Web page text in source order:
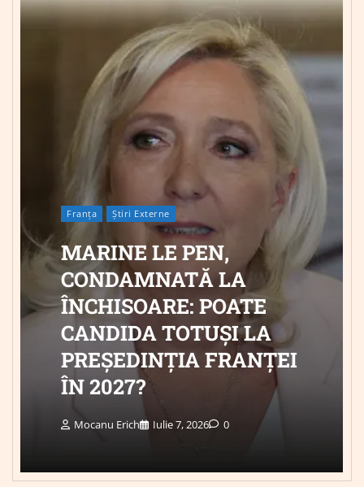
Franța Știri Externe
MARINE LE PEN,
CONDAMNATĂ LA
ÎNCHISOARE: POATE
CANDIDA TOTUȘI LA
PREȘEDINȚIA FRANȚEI
ÎN 2027?
Mocanu Erich Iulie 7, 2026 0